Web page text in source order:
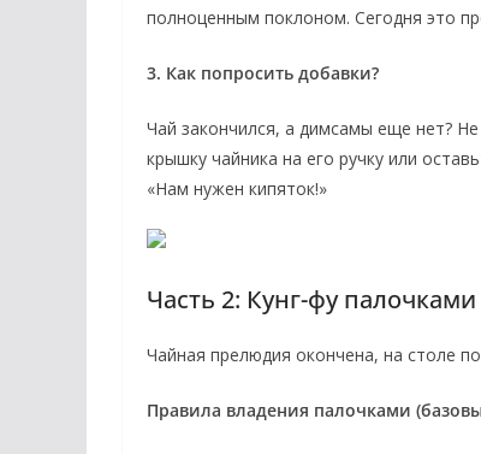
полноценным поклоном. Сегодня это
3. Как попросить добавки?
Чай закончился, а димсамы еще нет?
крышку чайника на его ручку или
«Нам нужен кипяток!»
Часть 2: Кунг-фу
Чайная прелюдия окончена, на столе
Правила владения палочками